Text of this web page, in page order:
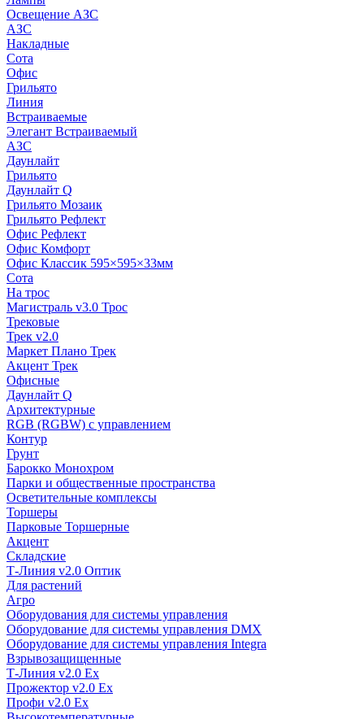
Освещение АЗС
АЗС
Накладные
Сота
Офис
Грильято
Линия
Встраиваемые
Элегант Встраиваемый
АЗС
Даунлайт
Грильято
Даунлайт Q
Грильято Мозаик
Грильято Рефлект
Офис Рефлект
Офис Комфорт
Офис Классик 595×595×33мм
Сота
На трос
Магистраль v3.0 Трос
Трековые
Трек v2.0
Маркет Плано Трек
Акцент Трек
Офисные
Даунлайт Q
Архитектурные
RGB (RGBW) с управлением
Контур
Грунт
Барокко Монохром
Парки и общественные пространства
Осветительные комплексы
Торшеры
Парковые Торшерные
Акцент
Складские
Т-Линия v2.0 Оптик
Для растений
Агро
Оборудования для системы управления
Оборудование для системы управления DMX
Оборудование для системы управления Integra
Взрывозащищенные
Т-Линия v2.0 Ex
Прожектор v2.0 Ex
Профи v2.0 Ex